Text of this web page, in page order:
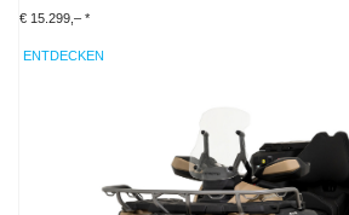
€ 15.299,– *
ENTDECKEN